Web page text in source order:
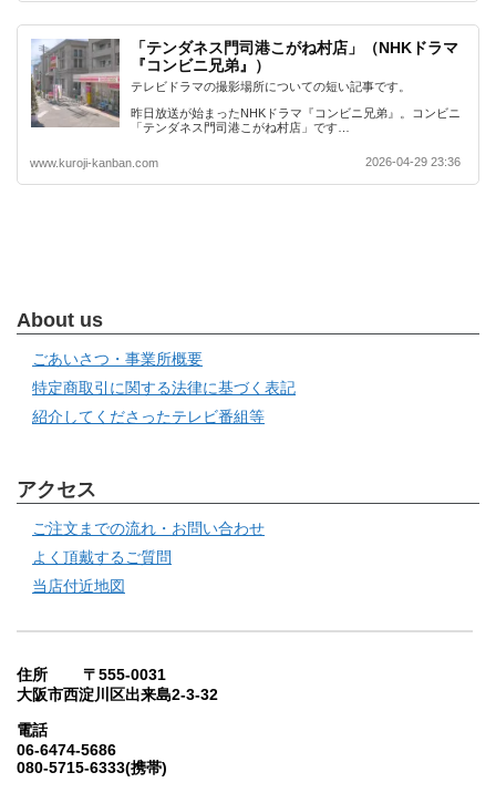
「テンダネス門司港こがね村店」（NHKドラマ
『コンビニ兄弟』）
テレビドラマの撮影場所についての短い記事です。
昨日放送が始まったNHKドラマ『コンビニ兄弟』。コンビニ
「テンダネス門司港こがね村店」です…
www.kuroji-kanban.com 2026-04-29 23:36
About us
ごあいさつ・事業所概要
特定商取引に関する法律に基づく表記
紹介してくださったテレビ番組等
アクセス
ご注文までの流れ・お問い合わせ
よく頂戴するご質問
当店付近地図
住所 〒555-0031
大阪市西淀川区出来島2-3-32
電話
06-6474-5686
080-5715-6333(携帯)